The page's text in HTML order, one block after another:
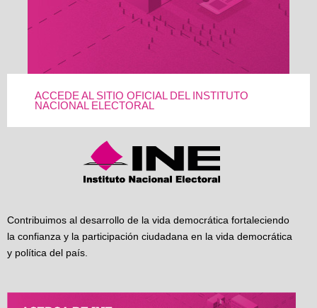
ACCEDE AL SITIO OFICIAL DEL INSTITUTO
NACIONAL ELECTORAL
Contribuimos al desarrollo de la vida democrática fortaleciendo
la confianza y la participación ciudadana en la vida democrática
y política del país.